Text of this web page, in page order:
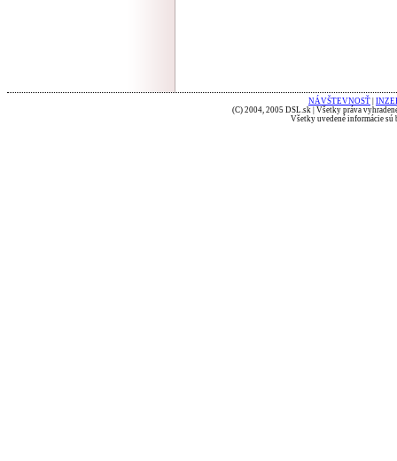
NÁVŠTEVNOSŤ
(C) 2004, 2005 DSL.sk | Všetky práva
Všetky uvedené informácie sú